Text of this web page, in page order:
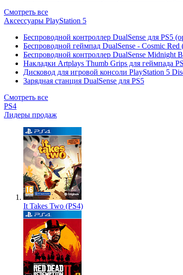
Смотреть все
Аксессуары PlayStation 5
Беспроводной контроллер DualSense для PS5
Беспроводной геймпад DualSense - Cosmic
Беспроводной контроллер DualSense Midnight
Накладки Artplays Thumb Grips для геймпада
Дисковод для игровой консоли PlayStation 5
Зарядная станция DualSense для PS5
Смотреть все
PS4
Лидеры продаж
It Takes Two (PS4)